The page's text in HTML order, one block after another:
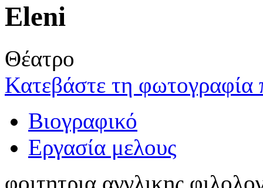
Eleni
Θέατρο
Κατεβάστε τη φωτογραφία
Βιογραφικό
Εργασία μελους
φοιτητρια αγγλικης